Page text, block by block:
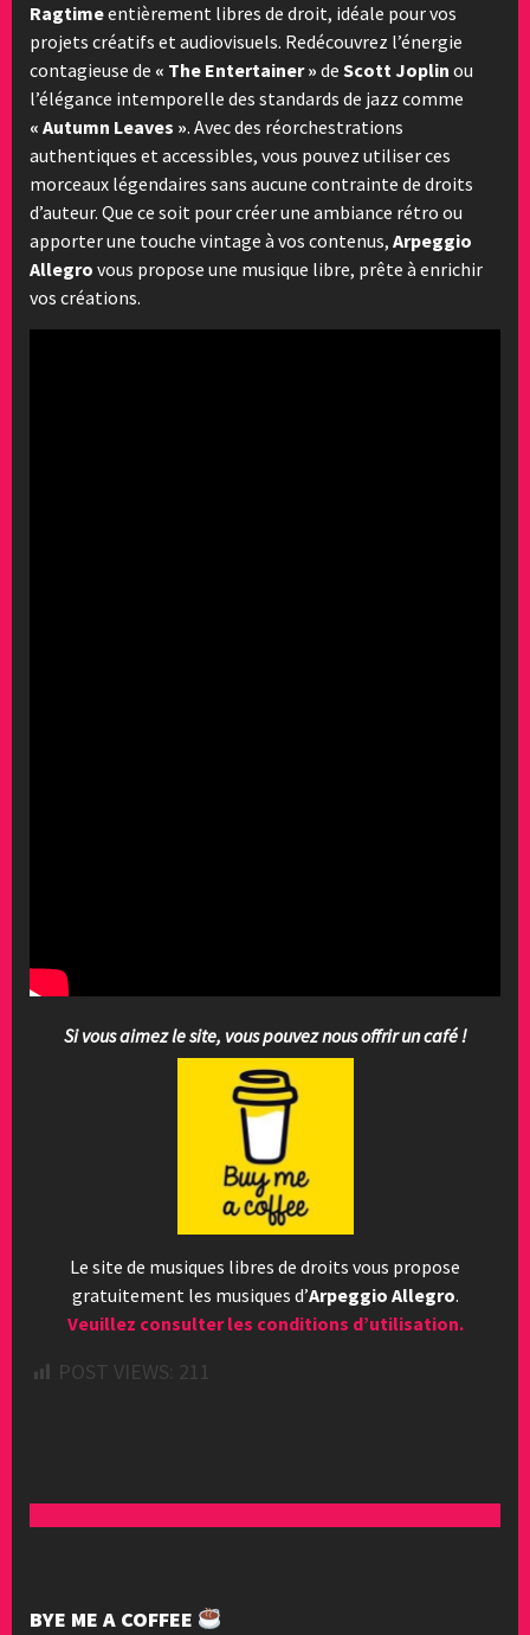
Ragtimeentièrement libres de droit, idéale pour vos
projets créatifs et audiovisuels. Redécouvrez l’énergie
contagieuse de « The Entertainer » de Scott Joplin ou
l’élégance intemporelle des standards de jazz comme
« Autumn Leaves ». Avec des réorchestrations
authentiques et accessibles, vous pouvez utiliser ces
morceaux légendaires sans aucune contrainte de droits
d’auteur. Que ce soit pour créer une ambiance rétro ou
apporter une touche vintage à vos contenus, Arpeggio
Allegro vous propose une musique libre, prête à enrichir
vos créations.
Si vous aimez le site, vous pouvez nous offrir un café !
Le site de musiques libres de droits vous propose
gratuitement les musiques d’Arpeggio Allegro.
Veuillez consulter les conditions d’utilisation.
POST VIEWS: 211
BYE ME A COFFEE